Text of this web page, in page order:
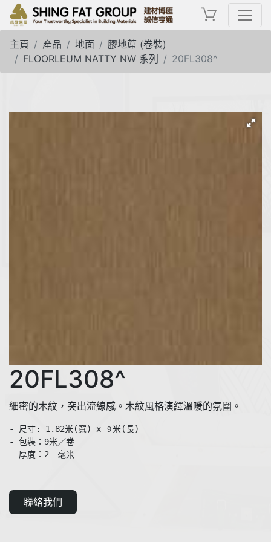
主頁 產品 地面
膠地蓆 (卷裝)
FLOORLEUM NATTY NW 系列
20FL308^
20FL308^
細密的木紋，突出流線感。木紋風格演繹溫暖的氛圍。
- 尺寸: 1.82米(寬) x ９米(長)
- 包裝：9米／卷
聯絡我們